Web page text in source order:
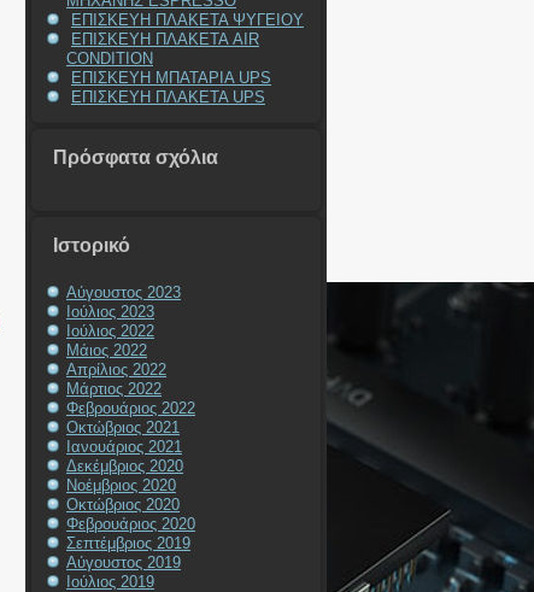
ΕΠΙΣΚΕΥΗ ΠΛΑΚΕΤΑ ΨΥΓΕΙΟΥ
ΕΠΙΣΚΕΥΗ ΠΛΑΚΕΤΑ AIR
CONDITION
ΕΠΙΣΚΕΥΗ ΜΠΑΤΑΡΙΑ UPS
ΕΠΙΣΚΕΥΗ ΠΛΑΚΕΤΑ UPS
Πρόσφατα σχόλια
Ιστορικό
Αύγουστος 2023
Ιούλιος 2023
Ιούλιος 2022
Μάιος 2022
Απρίλιος 2022
Μάρτιος 2022
Φεβρουάριος 2022
Οκτώβριος 2021
Ιανουάριος 2021
Δεκέμβριος 2020
Νοέμβριος 2020
Οκτώβριος 2020
Φεβρουάριος 2020
Σεπτέμβριος 2019
Αύγουστος 2019
Ιούλιος 2019